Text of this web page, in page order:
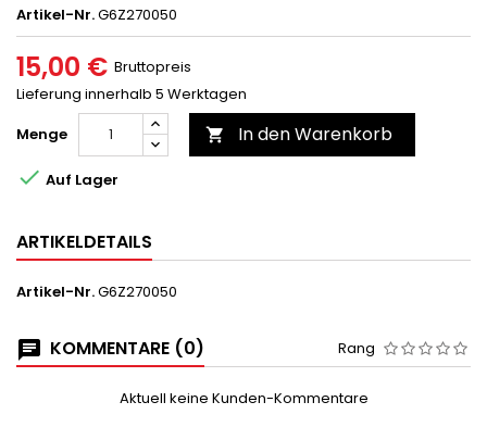
Artikel-Nr.G6Z270050
15,00 € Bruttopreis
Lieferung innerhalb 5 Werktagen
Menge
 In den Warenkorb
 Auf Lager
ARTIKELDETAILS
Artikel-Nr.G6Z270050
KOMMENTARE (0) Rang
Aktuell keine Kunden-Kommentare